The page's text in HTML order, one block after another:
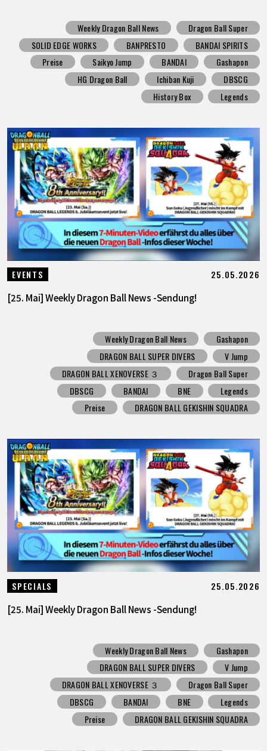
Weekly Dragon Ball News
Dragon Ball Super
SOLID EDGE WORKS
BANPRESTO
BANDAI SPIRITS
Preise
Saikyo Jump BANDAI
Gashapon
HG Dragon Ball
Ichiban Kuji
DBSCG
History Box
Legends
EVENTS 25.05.2026
[25. Mai] Weekly Dragon Ball News -Sendung!
Weekly Dragon Ball News
Gashapon
DRAGON BALL SUPER DIVERS
V Jump
DRAGON BALL XENOVERSE ３
Dragon Ball Super
DBSCG
BANDAI BNE
Legends
Preise
DRAGON BALL GEKISHIN SQUADRA
SPECIALS 25.05.2026
[25. Mai] Weekly Dragon Ball News -Sendung!
Weekly Dragon Ball News
Gashapon
DRAGON BALL SUPER DIVERS
V Jump
DRAGON BALL XENOVERSE ３
Dragon Ball Super
DBSCG
BANDAI BNE
Legends
Preise
DRAGON BALL GEKISHIN SQUADRA